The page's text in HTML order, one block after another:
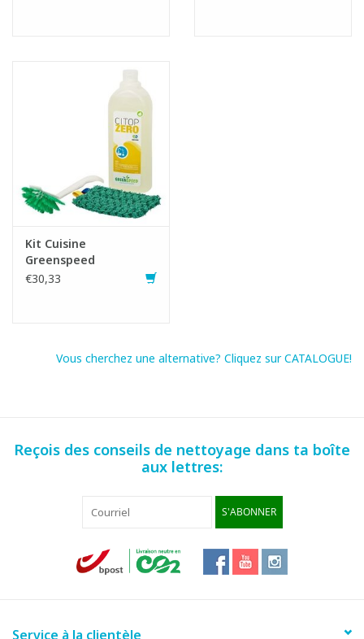
Laisser tremper la vaisselle très sale et laver avec une éponge
ou une brosse.
Bien rincer et laisser sécher à l'air libre.
Mentions de danger:
SDS fiche
Kit Cuisine
Greenspeed
€30,33
Vous cherchez une alternative? Cliquez sur CATALOGUE!
Reçois des conseils de nettoyage dans ta boîte
aux lettres:
S'ABONNER
Service à la clientèle